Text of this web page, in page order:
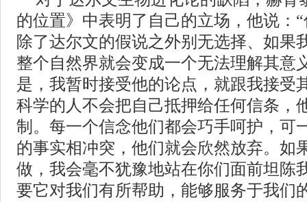
的位置》中表明了自己的立场，他说：
除了达尔文的假说之外别无选择、如果
整个自然界就会变成一个无法理解其意
是，我暂时接受他的论点，就跟我接受
科学的人不会把自己抵押给任何信条，
制。每一个信念他们都会巧手呵护，可
的事实相冲突，他们就会欣然放弃。如
做，我会毫不犹豫地站在你们面前坦陈
要它对我们有所帮助，能够服务于我